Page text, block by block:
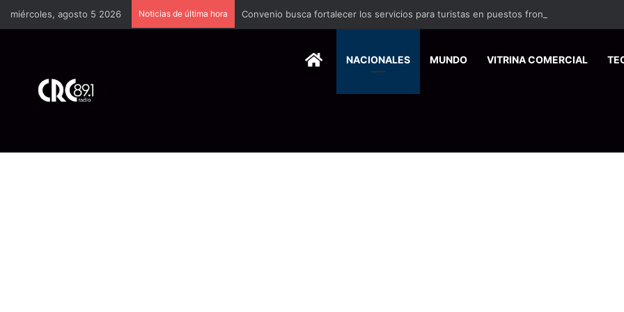
miércoles, agosto 5 2026 Noticias de última hora Convenio busca fortalecer los servicios para turistas en puestos fronterizos
HOMENACIONALES MUNDO VITRINA COMERCIAL